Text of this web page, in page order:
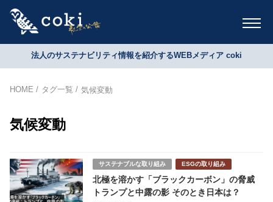
法人のサステナビリティ情報を紹介するWEBメディア coki
HOME タグ一覧 気候変動
気候変動
サステナブルな取り組み ESGの取り組み
北極を溶かす「ブラックカーボン」の脅威
トランプと中露の影 そのとき日本は？